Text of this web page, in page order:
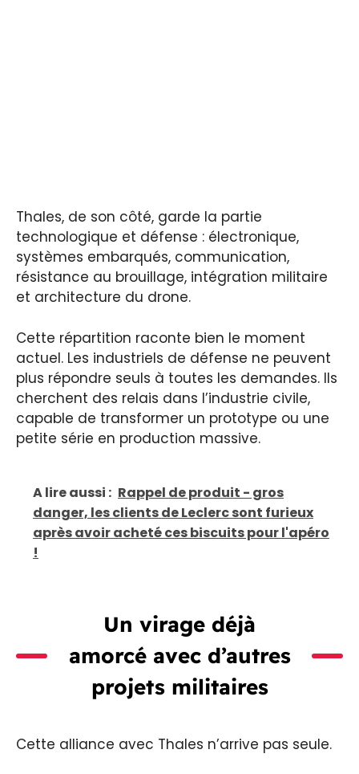
Thales, de son côté, garde la partie
technologique et défense : électronique,
systèmes embarqués, communication,
résistance au brouillage, intégration militaire
et architecture du drone.
Cette répartition raconte bien le moment
actuel. Les industriels de défense ne peuvent
plus répondre seuls à toutes les demandes. Ils
cherchent des relais dans l’industrie civile,
capable de transformer un prototype ou une
petite série en production massive.
A lire aussi : Rappel de produit - gros
danger, les clients de Leclerc sont furieux
après avoir acheté ces biscuits pour l'apéro
!
Un virage déjà
amorcé avec d’autres
projets militaires
Cette alliance avec Thales n’arrive pas seule.